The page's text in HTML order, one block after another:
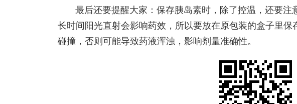
最后还要提醒大家：保存胰岛素时，除了控温，还要注
长时间阳光直射会影响药效，所以要放在原包装的盒子里
碰撞，否则可能导致药液浑浊，影响剂量准确性。